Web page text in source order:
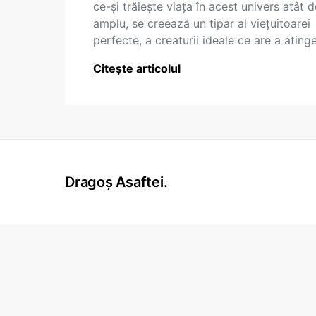
ce-şi trăieşte viaţa în acest univers atât
amplu, se creează un tipar al vieţuitoarei
perfecte, a creaturii ideale ce are a
Citește articolul
Dragoș Asaftei.